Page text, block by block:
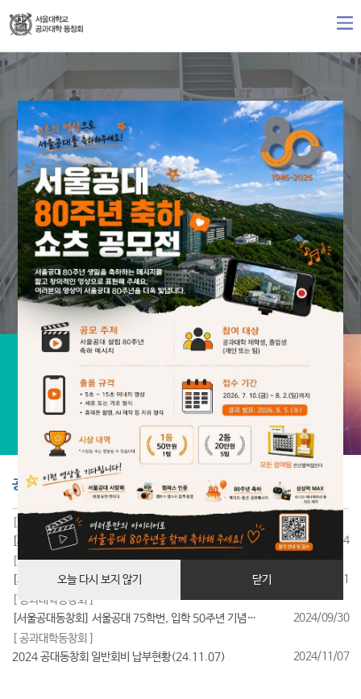
오늘 다시 보지 않기 닫기
공지사항 더보기
[ 공과대학동창회 ]
[서울공대동창회] 서울공대 85학번, 입학 40주년 기념행사 성료
2025/07/24
[ 공과대학동창회 ]
[서울공대동창회] 서울공대 95학번, 입학 30주년 기념행사 성료
2025/07/11
[ 공과대학동창회 ]
[서울공대동창회] 서울공대 75학번, 입학 50주년 기념행사 성료
2024/09/30
[ 공과대학동창회 ]
2024 공대동창회 일반회비 납부현황(24.11.07)
2024/11/07